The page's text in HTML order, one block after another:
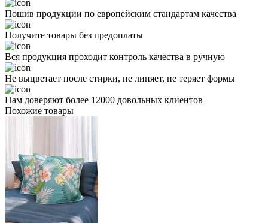
Пошив продукции по европейским стандартам качества
Получите товары без предоплаты
Вся продукция проходит контроль качества в ручную
Не выцветает после стирки, не линяет, не теряет формы
Нам доверяют более 12000 довольных клиентов
Похожие товары